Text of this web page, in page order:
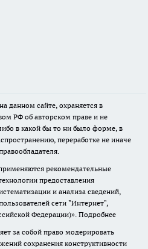
данном сайте, охраняется в
РФ об авторском праве и не
в какой бы то ни было форме, в
переработке не иначе
рекомендательные
предоставления
и анализа сведений,
сети "Интернет",
Федерации)». Подробнее
за собой право модерировать
сохранения конструктивности